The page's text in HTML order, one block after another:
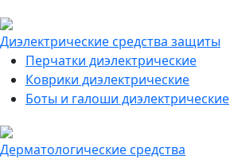
Диэлектрические средства защиты
Перчатки диэлектрические
Коврики диэлектрические
Боты и галоши диэлектрические
Дерматологические средства